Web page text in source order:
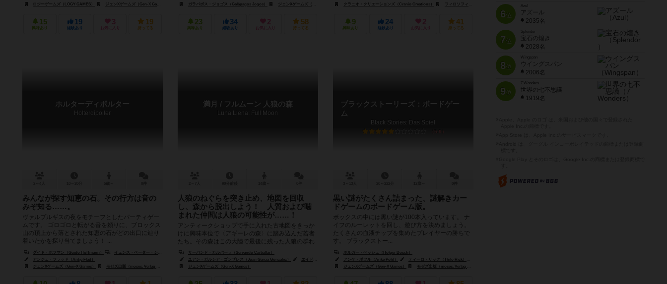
ロジーゲームズ（LOGY GAMES）
ジェンXゲームズ（Gen-X Games） ヘルベチク（Helvetiq）
15
興味あり
19
経験あり
3
お気に入り
19
持ってる
ガラパボス・ジョゴス（Galápagos Jogos）
ジェンXゲームズ（Gen-X Games） ミンドク（MINDOK）
23
興味あり
34
経験あり
2
お気に入り
58
持ってる
クラニオ・クリエーションズ（Cranio Creations）
フィロソフィア エディションズ（Filosofia Éditions）
9
興味あり
24
経験あり
2
お気に入り
41
持ってる
ホルターディポルター
Holterdipolter
みんなが探す知恵の石。その行方は音の
みぞ知る……。
ヴァルプルギスの夜をモチーフとしたパーティゲー
ムです。 ゴロゴロと転がる音を頼りに、ブロックス
山の頂上から落とされた知恵の石がどの出口に辿り
着いたかを探り当てましょう！ ...
グイド・ホフマン（Guido Hoffmann）
イェンス・ペーター・シュリーマン（Jens-Peter Schliemann）
アンジェ・フラッド（Antje Flad）
ジェンXゲームズ（Gen-X Games）
モゼズ出版（moses. Verlag GmbH）
満月 / フルムーン 人狼の森
Luna Llena: Full Moon
人狼のねぐらを突き止め、地図を回収
し、森から脱出しよう！ 人質および噛
まれた仲間は人狼の可能性が……！
アンティークショップで手に入れた古地図をきっか
けに興味本位で〈アギーレの森〉に踏み込んだ若者
たち。その森はこの大陸で最後に残った人狼の群れ
の縄張りだった。何も知らない若者たち...
サーバンド・カルバーラ（Servando Carballar）
ユアン・ガルシア・ゴンザレス（Juan García González）
エイドリアン・ロペス（Adrián López）
ジェンXゲームズ（Gen-X Games）
ブラックストーリーズ：ボードゲー
ム
Black Stories: Das Spiel
5.9
黒い謎がたくさん詰まった、謎解きカー
ドゲームのボードゲーム版。
ボックスの中には黒い謎が100本入っています。 ナ
イフのルーレットを回し、遊び方を決めましょう。
たくさんの血液チップを集めたプレイヤーの勝ちで
す。 ブラックストー...
ホルガー・ベッシュ（Holger Bösch）
アンケ・ポフル（Anke Pohl）
ティーロ・リック（Thilo Rick）
ジェンXゲームズ（Gen-X Games）
モゼズ出版（moses. Verlag GmbH）
6位
Azul
アズール
2035名
7位
宝石の煌き
2028名
8位
Wingspan
ウイングスパン
2006名
9位
7 Wonders
世界の七不思議
1919名